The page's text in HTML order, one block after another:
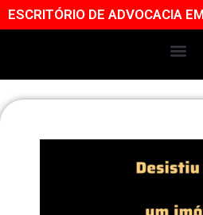
ESCRITÓRIO DE ADVOCACIA